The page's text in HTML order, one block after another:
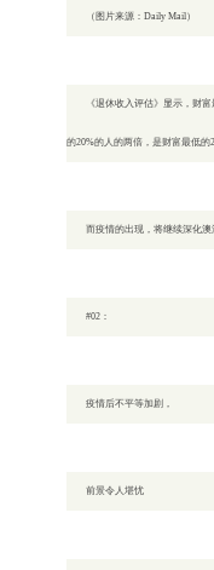
（图片来源：Daily Mail）
《退休收入评估》显示，财
的20%的人的两倍，是财富最低的
而疫情的出现，将继续深化
#02：
疫情后不平等加剧，
前景令人堪忧